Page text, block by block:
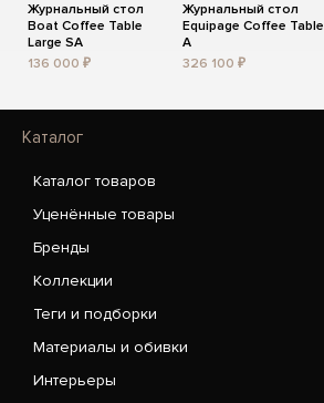
Журнальный стол
Boat Coffee Table
Large SA
136 000 ₽
Журнальный стол
Equipage Coffee Table
A
326 100 ₽
Каталог
Каталог товаров
Уценённые товары
Бренды
Коллекции
Теги и подборки
Материалы и обивки
Интерьеры